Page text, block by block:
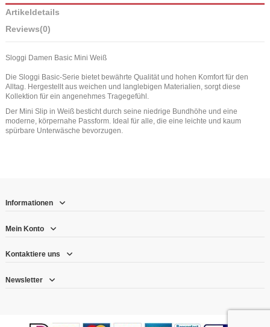
Artikeldetails
Reviews(0)
Sloggi Damen Basic Mini Weiß
Die Sloggi Basic-Serie bietet bewährte Qualität und hohen Komfort für den
Alltag. Hergestellt aus weichen und langlebigen Materialien, sorgt diese
Kollektion für ein angenehmes Tragegefühl.
Der Mini Slip in Weiß besticht durch seine niedrige Bundhöhe und eine
moderne, körpernahe Passform. Ideal für alle, die eine leichte und kaum
spürbare Unterwäsche bevorzugen.
Informationen
Mein Konto
Kontaktiere uns
Newsletter